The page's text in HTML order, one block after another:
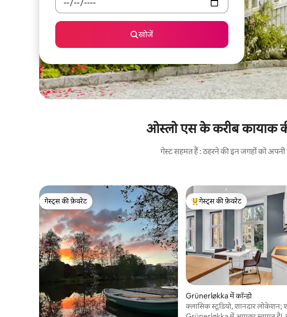
खोजें
ओस्लो एस के करीब कायाक
गेस्ट सहमत हैं : ठहरने की इन जगहों को
गेस्ट्स की फ़ेवरेट
गेस्ट्स की फ़ेवरेट
गेस्ट्स का टॉप फ़ेवरेट
गेस्ट्स की फ़ेवरेट
Grünerløkka में कॉन्डो
क्लासिक स्टूडियो, शानदार लोकेशन;